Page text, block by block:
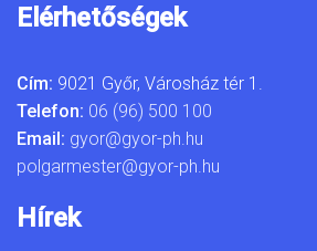
Elérhetőségek
Cím: 9021 Győr, Városház tér 1.
Telefon: 06 (96) 500 100
Email: gyor@gyor-ph.hu
polgarmester@gyor-ph.hu
Hírek